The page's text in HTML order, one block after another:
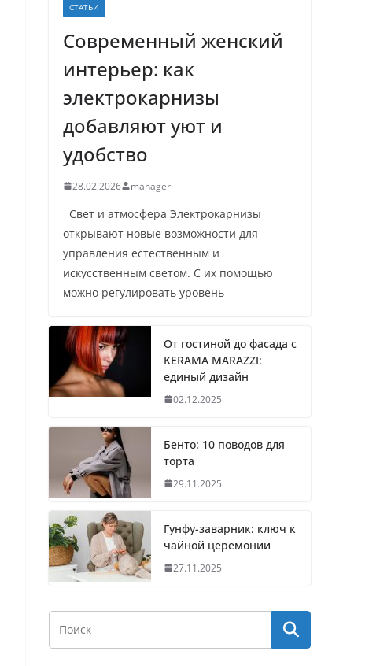
СТАТЬИ
Современный женский
интерьер: как
электрокарнизы
добавляют уют и
удобство
28.02.2026 manager
Свет и атмосфера Электрокарнизы
открывают новые возможности для
управления естественным и
искусственным светом. С их помощью
можно регулировать уровень
От гостиной до фасада с
KERAMA MARAZZI:
единый дизайн
02.12.2025
Бенто: 10 поводов для
торта
29.11.2025
Гунфу-заварник: ключ к
чайной церемонии
27.11.2025